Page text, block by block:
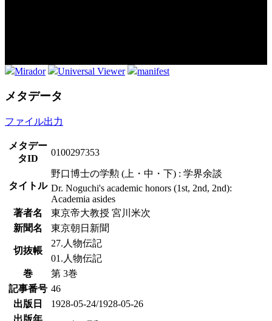
Mirador Universal Viewer manifest
メタデータ
ファイル出力
メタデー
タID
0100297353
タイトル
野口博士の学勲 (上・中・下) : 学界余談
Dr. Noguchi's academic honors (1st, 2nd, 2nd):
Academia asides
著者名
東京帝大教授 宮川米次
新聞名
東京朝日新聞
切抜帳
27.人物伝記
01.人物伝記
巻
第 3巻
記事番号 46
出版日
1928-05-24/1928-05-26
出版年